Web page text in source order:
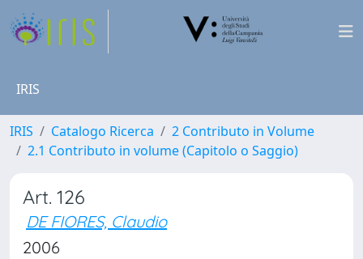
IRIS
IRIS Catalogo Ricerca
2 Contributo in Volume
2.1 Contributo in volume (Capitolo o Saggio)
Art. 126
DE FIORES, Claudio
2006